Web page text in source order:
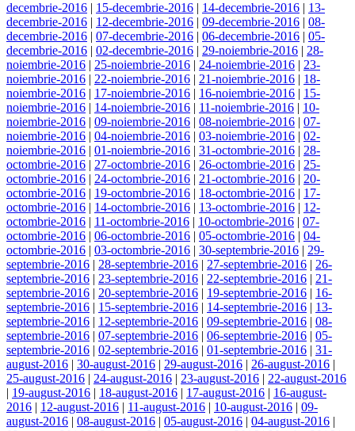
decembrie-2016 | 15-decembrie-2016 | 14-decembrie-2016 | 13-
decembrie-2016 | 12-decembrie-2016 | 09-decembrie-2016 | 08-
decembrie-2016 | 07-decembrie-2016 | 06-decembrie-2016 | 05-
decembrie-2016 | 02-decembrie-2016 | 29-noiembrie-2016 | 28-
noiembrie-2016 | 25-noiembrie-2016 | 24-noiembrie-2016 | 23-
noiembrie-2016 | 22-noiembrie-2016 | 21-noiembrie-2016 | 18-
noiembrie-2016 | 17-noiembrie-2016 | 16-noiembrie-2016 | 15-
noiembrie-2016 | 14-noiembrie-2016 | 11-noiembrie-2016 | 10-
noiembrie-2016 | 09-noiembrie-2016 | 08-noiembrie-2016 | 07-
noiembrie-2016 | 04-noiembrie-2016 | 03-noiembrie-2016 | 02-
noiembrie-2016 | 01-noiembrie-2016 | 31-octombrie-2016 | 28-
octombrie-2016 | 27-octombrie-2016 | 26-octombrie-2016 | 25-
octombrie-2016 | 24-octombrie-2016 | 21-octombrie-2016 | 20-
octombrie-2016 | 19-octombrie-2016 | 18-octombrie-2016 | 17-
octombrie-2016 | 14-octombrie-2016 | 13-octombrie-2016 | 12-
octombrie-2016 | 11-octombrie-2016 | 10-octombrie-2016 | 07-
octombrie-2016 | 06-octombrie-2016 | 05-octombrie-2016 | 04-
octombrie-2016 | 03-octombrie-2016 | 30-septembrie-2016 | 29-
septembrie-2016 | 28-septembrie-2016 | 27-septembrie-2016 | 26-
septembrie-2016 | 23-septembrie-2016 | 22-septembrie-2016 | 21-
septembrie-2016 | 20-septembrie-2016 | 19-septembrie-2016 | 16-
septembrie-2016 | 15-septembrie-2016 | 14-septembrie-2016 | 13-
septembrie-2016 | 12-septembrie-2016 | 09-septembrie-2016 | 08-
septembrie-2016 | 07-septembrie-2016 | 06-septembrie-2016 | 05-
septembrie-2016 | 02-septembrie-2016 | 01-septembrie-2016 | 31-
august-2016 | 30-august-2016 | 29-august-2016 | 26-august-2016 |
25-august-2016 | 24-august-2016 | 23-august-2016 | 22-august-2016
| 19-august-2016 | 18-august-2016 | 17-august-2016 | 16-august-
2016 | 12-august-2016 | 11-august-2016 | 10-august-2016 | 09-
august-2016 | 08-august-2016 | 05-august-2016 | 04-august-2016 |